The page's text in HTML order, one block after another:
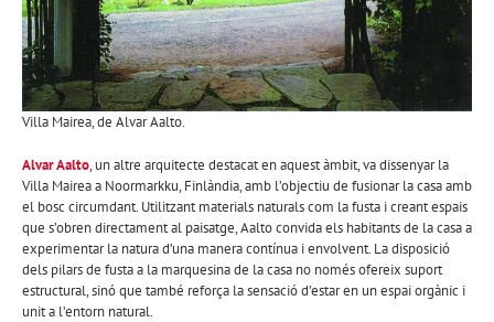
Villa Mairea, de Alvar Aalto.
Alvar Aalto, un altre arquitecte destacat en aquest àmbit, va dissenyar la
Villa Mairea a Noormarkku, Finlàndia, amb l’objectiu de fusionar la casa amb
el bosc circumdant. Utilitzant materials naturals com la fusta i creant espais
que s’obren directament al paisatge, Aalto convida els habitants de la casa a
experimentar la natura d’una manera contínua i envolvent. La disposició
dels pilars de fusta a la marquesina de la casa no només ofereix suport
estructural, sinó que també reforça la sensació d’estar en un espai orgànic i
unit a l’entorn natural.